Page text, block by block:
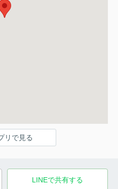
リで見る
LINEで共有する